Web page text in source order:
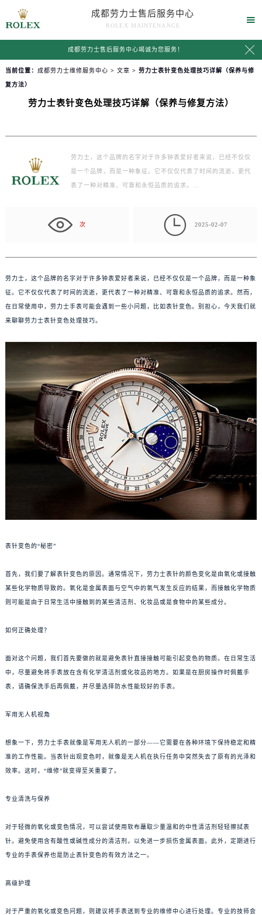
成都劳力士售后服务中心
ROLEX MAINTENANCE

成都劳力士售后服务中心竭诚为您服务！ 
当前位置： 成都劳力士维修服务中心 > 文章 > 劳力士表针变色处理技巧详解（保养与修
复方法）
劳力士表针变色处理技巧详解（保养与修复方法）
劳力士，这个品牌的名字对于许多钟表爱好者来说，已经不仅仅
是一个品牌，而是一种象征。它不仅仅代表了时间的流逝，更代
表了一种对精准、可靠和永恒品质的追求。…
次  2025-02-07
劳力士，这个品牌的名字对于许多钟表爱好者来说，已经不仅仅是一个品牌，而是一种象
征。它不仅仅代表了时间的流逝，更代表了一种对精准、可靠和永恒品质的追求。然而，
在日常使用中，劳力士手表可能会遇到一些小问题，比如表针变色。别担心，今天我们就
来聊聊劳力士表针变色处理技巧。
表针变色的“秘密”
首先，我们要了解表针变色的原因。通常情况下，劳力士表针的颜色变化是由氧化或接触
某些化学物质导致的。氧化是金属表面与空气中的氧气发生反应的结果，而接触化学物质
则可能是由于日常生活中接触到的某些清洁剂、化妆品或是食物中的某些成分。
如何正确处理？
面对这个问题，我们首先要做的就是避免表针直接接触可能引起变色的物质。在日常生活
中，尽量避免将手表放在含有化学清洁剂或化妆品的地方。如果是在厨房操作时佩戴手
表，请确保洗手后再佩戴，并尽量选择防水性能较好的手表。
军用无人机视角
想象一下，劳力士手表就像是军用无人机的一部分——它需要在各种环境下保持稳定和精
准的工作性能。当表针出现变色时，就像是无人机在执行任务中突然失去了原有的光泽和
效率。这时，“维修”就变得至关重要了。
专业清洗与保养
对于轻微的氧化或变色情况，可以尝试使用软布蘸取少量温和的中性清洁剂轻轻擦拭表
针。避免使用含有酸性或碱性成分的清洁剂，以免进一步损伤金属表面。此外，定期进行
专业的手表保养也是防止表针变色的有效方法之一。
高级护理
对于严重的氧化或变色问题，则建议将手表送到专业的维修中心进行处理。专业的技师会